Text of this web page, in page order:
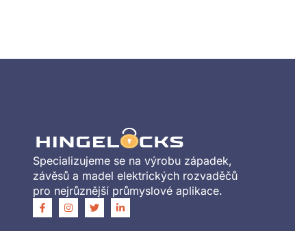
Specializujeme se na výrobu západek,
závěsů a madel elektrických rozvaděčů
pro nejrůznější průmyslové aplikace.